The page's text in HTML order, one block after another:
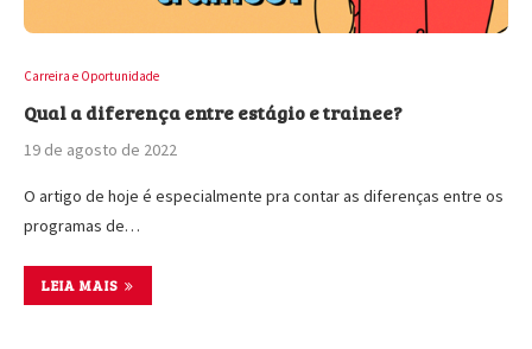
Carreira e Oportunidade
Qual a diferença entre estágio e trainee?
19 de agosto de 2022
O artigo de hoje é especialmente pra contar as diferenças entre os
programas de…
LEIA MAIS